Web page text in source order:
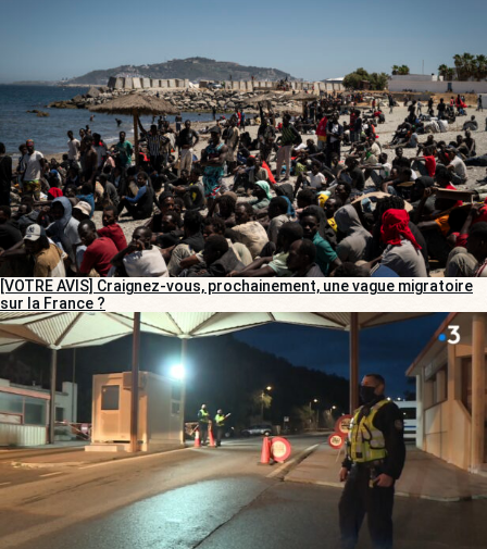
[VOTRE AVIS] Craignez-vous, prochainement, une vague migratoire
sur la France ?